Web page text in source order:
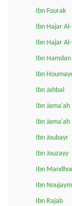
Ibn Fourak
Ibn Hajar
Ibn Hajar
Ibn Hamdan
Ibn
Ibn Jahbal
Ibn Jama'ah
Ibn
Ibn Joubayr
Ibn Jouzayy
Ibn
Ibn Noujaym
Ibn Rajab